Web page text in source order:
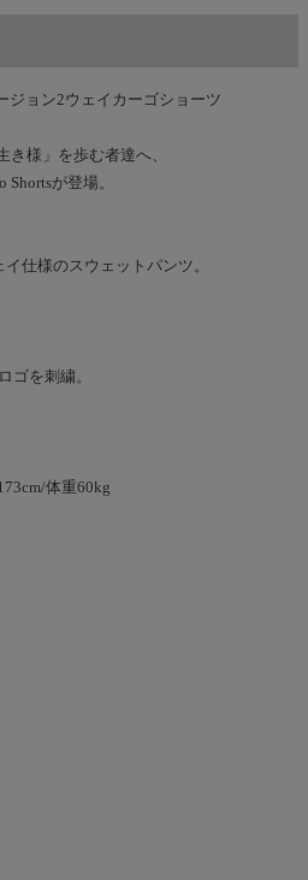
ジョン2ウェイカーゴショーツ
き様」を歩む者達へ、
Shortsが登場。
仕様のスウェットパンツ。
ゴを刺繍。
体重60kg